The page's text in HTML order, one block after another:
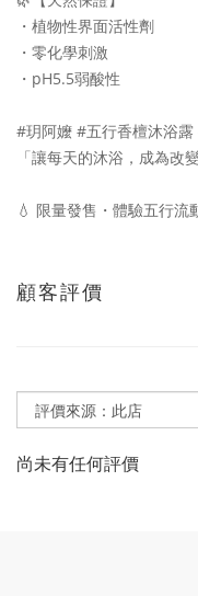
・植物性界面活性劑
・零化學刺激
・pH5.5弱酸性
#玥阿嬤 #五行香檀沐浴露
「讓每天的沐浴，成為改
💧 限量發售・體驗五行流
顧客評價
尚未有任何評價